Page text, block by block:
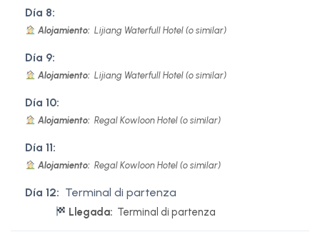
Día 8:
Alojamiento: Lijiang Waterfull Hotel (o similar)
Día 9:
Alojamiento: Lijiang Waterfull Hotel (o similar)
Día 10:
Alojamiento: Regal Kowloon Hotel (o similar)
Día 11:
Alojamiento: Regal Kowloon Hotel (o similar)
Día 12: Terminal di partenza
Llegada: Terminal di partenza